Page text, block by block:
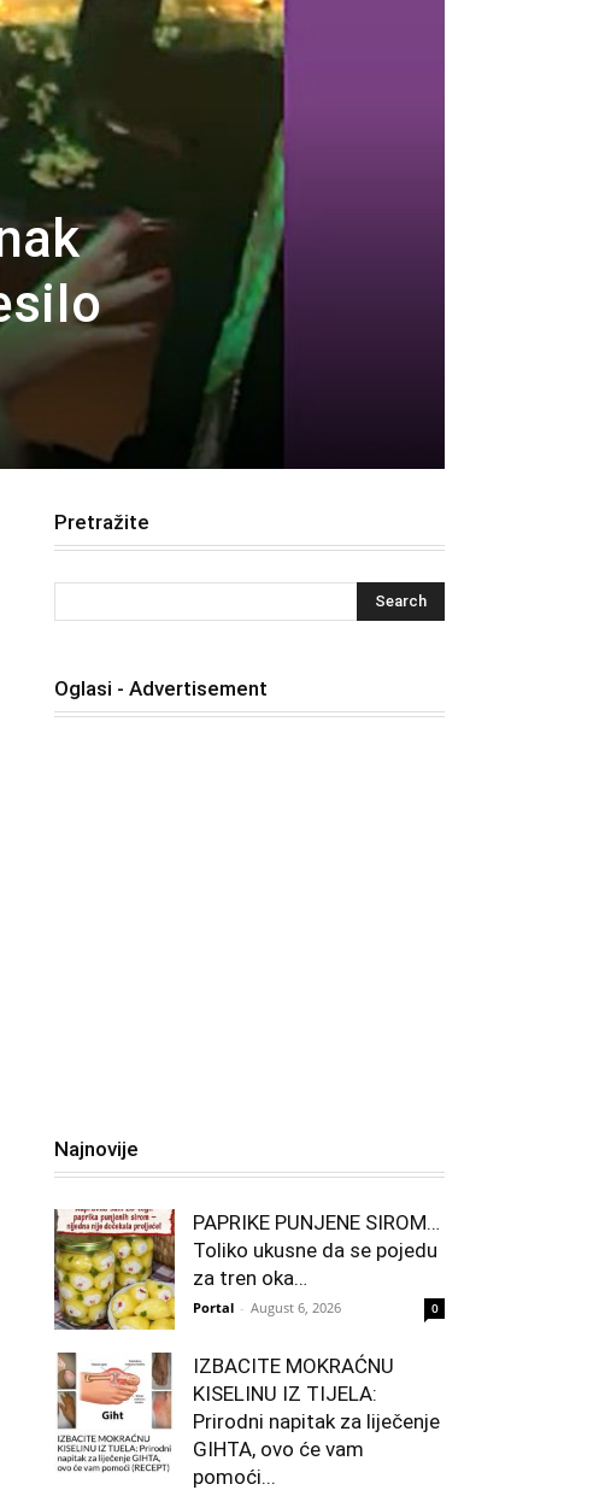
Pretražite
Oglasi - Advertisement
Najnovije
PAPRIKE PUNJENE SIROM…
Toliko ukusne da se pojedu
za tren oka…
Portal - August 6, 2026 0
IZBACITE MOKRAĆNU
KISELINU IZ TIJELA:
Prirodni napitak za liječenje
GIHTA, ovo će vam
pomoći...